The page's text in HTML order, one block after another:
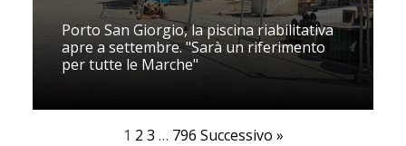
Porto San Giorgio, la piscina riabilitativa
apre a settembre. "Sarà un riferimento
per tutte le Marche"
1 2 3 … 796 Successivo »